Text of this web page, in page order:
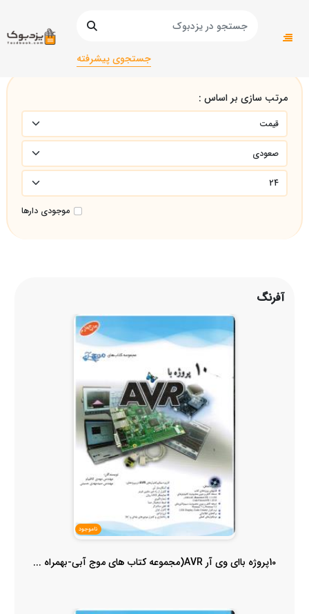
جستجوی پیشرفته
صفحه اصلی
مرتب سازی بر اساس :
موجودی دارها
آفرنگ
ناموجود
10پروژه باای وی آر AVR(مجموعه کتاب های موج آبی-بهمراه ...